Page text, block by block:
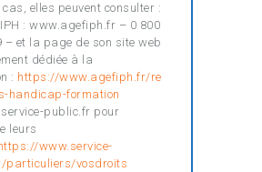
cas, elles peuvent consulter :
: www.agefiph.fr – 0 800
– et la page de son site web
dédiée à la
: https://www.agefiph.fr/re
handicap-formation
public.fr pour
leurs
www.service-
particuliers/vosdroits